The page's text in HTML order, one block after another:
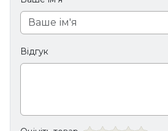
Відгук